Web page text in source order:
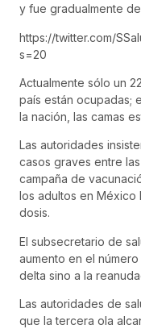
y fue gradualmente
https://twitter.com/
s=20
Actualmente sólo un
país están ocupadas;
la nación, las camas
Las autoridades
casos graves entre
campaña de
los adultos en
dosis.
El subsecretario de
aumento en el
delta sino a la
Las autoridades de
que la tercera ola